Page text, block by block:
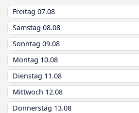
Freitag 07.08
Samstag 08.08
Sonntag 09.08
Montag 10.08
Dienstag 11.08
Mittwoch 12.08
Donnerstag 13.08